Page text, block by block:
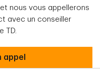
nous vous appellerons
avec un conseiller
TD.
appel